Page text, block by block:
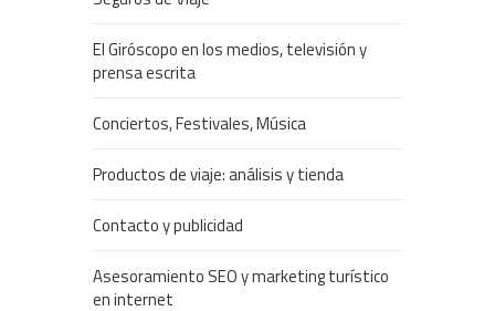
El Giróscopo en los medios, televisión y
prensa escrita
Conciertos, Festivales, Música
Productos de viaje: análisis y tienda
Contacto y publicidad
Asesoramiento SEO y marketing turístico
en internet